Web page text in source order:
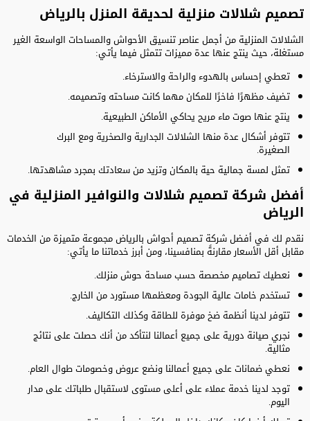
تصميم شلالات منزلية لحديقة المنزل بالرياض
الشلالات المنزلية من أجمل عناصر تنسيق الأحواش والمساحات الواسعة الغير
مستغلة، حيث ينتج عنها عدة مميزات تتمثل فيما يأتي:
تعطي إحساس بالهدوء والراحة والاسترخاء.
تضيف مظهرًا فاخرًا للمكان مهما كانت مساحته وتصميمه.
ينتج عنها صوت ماء مريح يحاكي الأماكن الطبيعية.
تتوفر أشكال عدة منها الشلالات الجدارية والصخرية ومع البرك
الصغيرة.
تمثل لمسة جمالية حية بالمكان وتزيد من سعادتك بمجرد مشاهدتها.
أفضل شركة تصميم شلالات والنوافير المنزلية في
الرياض
نقدم لك في أفضل شركة تصميم أحواش بالرياض مجموعة متميزة من الخدمات
مقابل أقل الأسعار مقارنةً بمنافسينا، ومن أبرز خدماتنا ما يأتي:
نعطيك تصاميم مخصصة حسب مساحة حوش منزلك.
تستخدم خامات عالية الجودة ومعظمها مستورد من الخارج.
تتوفر لدينا أنظمة ضخ موفرة للطاقة وكذلك التكاليف.
نجري صيانة دورية على جميع أعمالنا لنتأكد من أنك حصلت على نتائج
مثالية.
نعطي ضمانات على جميع أعمالنا ونضع عروض وخصومات طوال العام.
توجد لدينا خدمة عملاء على أعلى مستوى لاستقبال طلباتك على مدار
اليوم.